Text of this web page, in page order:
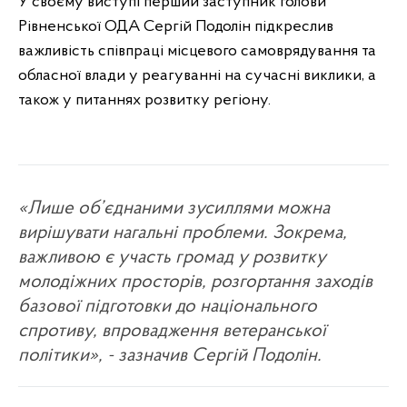
Рівненської ОДА Сергій Подолін підкреслив
важливість співпраці місцевого самоврядування та
обласної влади у реагуванні на сучасні виклики, а
також у питаннях розвитку регіону.
«Лише об’єднаними зусиллями можна
вирішувати нагальні проблеми. Зокрема,
важливою є участь громад у розвитку
молодіжних просторів, розгортання заходів
базової підготовки до національного
спротиву, впровадження ветеранської
політики», - зазначив Сергій Подолін.